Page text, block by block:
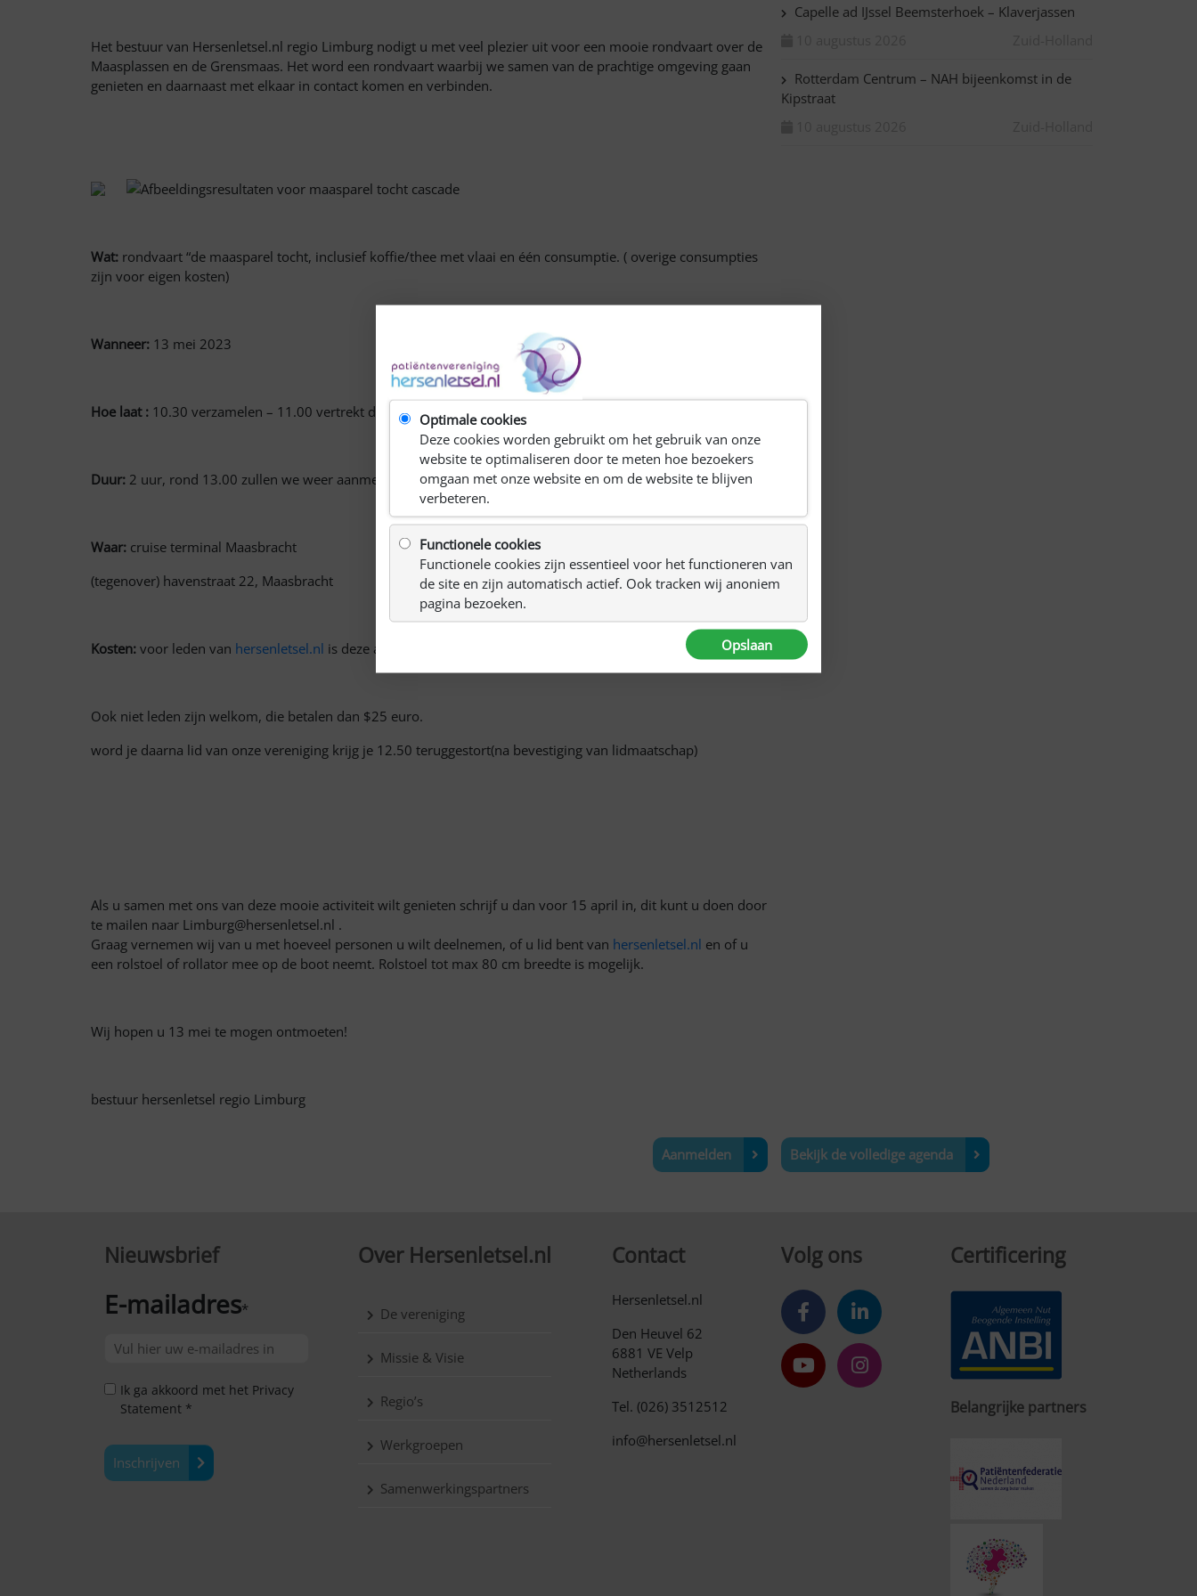
Het bestuur van Hersenletsel.nl regio Limburg nodigt u met veel plezier uit voor een mooie rondvaart over de
Maasplassen en de Grensmaas. Het word een rondvaart waarbij we samen van de prachtige omgeving gaan
genieten en daarnaast met elkaar in contact komen en verbinden.
Wat: rondvaart “de maasparel tocht, inclusief koffie/thee met vlaai en één consumptie. ( overige consumpties
zijn voor eigen kosten)
Wanneer: 13 mei 2023
Hoe laat : 10.30 verzamelen – 11.00 vertrekt de boot
Duur: 2 uur, rond 13.00 zullen we weer aanmeren in Maasbracht
Waar: cruise terminal Maasbracht
(tegenover) havenstraat 22, Maasbracht
Kosten: voor leden van hersenletsel.nl is deze activiteit gratis. Een partner/mantelzorger van lid betaald 13.25
Ook niet leden zijn welkom, die betalen dan $25 euro.
word je daarna lid van onze vereniging krijg je 12.50 teruggestort(na bevestiging van lidmaatschap)
Als u samen met ons van deze mooie activiteit wilt genieten schrijf u dan voor 15 april in, dit kunt u doen door
te mailen naar Limburg@hersenletsel.nl .
Graag vernemen wij van u met hoeveel personen u wilt deelnemen, of u lid bent van hersenletsel.nl en of u
een rolstoel of rollator mee op de boot neemt. Rolstoel tot max 80 cm breedte is mogelijk.
Wij hopen u 13 mei te mogen ontmoeten!
bestuur hersenletsel regio Limburg
Aanmelden
Capelle ad IJssel Beemsterhoek – Klaverjassen
Rotterdam Centrum – NAH bijeenkomst in de
Kipstraat
Bekijk de volledige agenda
Nieuwsbrief
E-mailadres*
Ik ga akkoord met het Privacy
Statement *
Inschrijven
Over Hersenletsel.nl
De vereniging
Missie & Visie
Regio’s
Werkgroepen
Samenwerkingspartners
Contact
Hersenletsel.nl
Den Heuvel 62
6881 VE Velp
Netherlands
Tel. (026) 3512512
info@hersenletsel.nl
Volg ons Certificering
Belangrijke partners
Optimale cookies
Deze cookies worden gebruikt om het gebruik van onze
website te optimaliseren door te meten hoe bezoekers
omgaan met onze website en om de website te blijven
verbeteren.
Functionele cookies
Functionele cookies zijn essentieel voor het functioneren van
de site en zijn automatisch actief. Ook tracken wij anoniem
pagina bezoeken.
Opslaan